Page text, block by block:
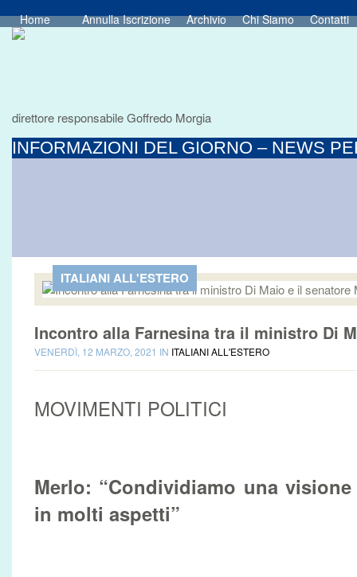
Home Annulla Iscrizione Archivio Chi Siamo Contatti
direttore responsabile Goffredo Morgia
INFORMAZIONI DEL GIORNO – NEWS
ITALIANI ALL'ESTERO
Incontro alla Farnesina tra il ministro Di
VENERDÌ, 12 MARZO, 2021 IN ITALIANI ALL'ESTERO
MOVIMENTI POLITICI
Merlo: “Condividiamo una
in molti aspetti”